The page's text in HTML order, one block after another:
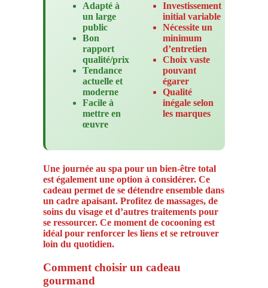
Adapté à
un large
public
Bon
rapport
qualité/prix
Tendance
actuelle et
moderne
Facile à
mettre en
œuvre
Investissement
initial variable
Nécessite un
minimum
d’entretien
Choix vaste
pouvant
égarer
Qualité
inégale selon
les marques
Une journée au spa pour un bien-être total
est également une option à considérer. Ce
cadeau permet de se détendre ensemble dans
un cadre apaisant. Profitez de massages, de
soins du visage et d’autres traitements pour
se ressourcer. Ce moment de cocooning est
idéal pour renforcer les liens et se retrouver
loin du quotidien.
Comment choisir un cadeau
gourmand